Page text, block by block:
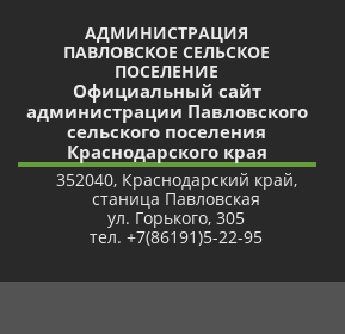
АДМИНИСТРАЦИЯ
ПАВЛОВСКОЕ СЕЛЬСКОЕ
ПОСЕЛЕНИЕ
Официальный сайт
администрации Павловского
сельского поселения
Краснодарского края
352040, Краснодарский край,
станица Павловская
ул. Горького, 305
тел. +7(86191)5-22-95